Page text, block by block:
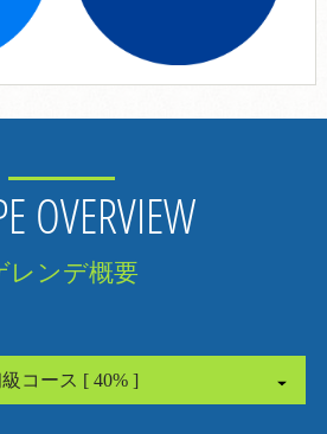
OVERVIEW
レンデ概要
コース [ 40% ]